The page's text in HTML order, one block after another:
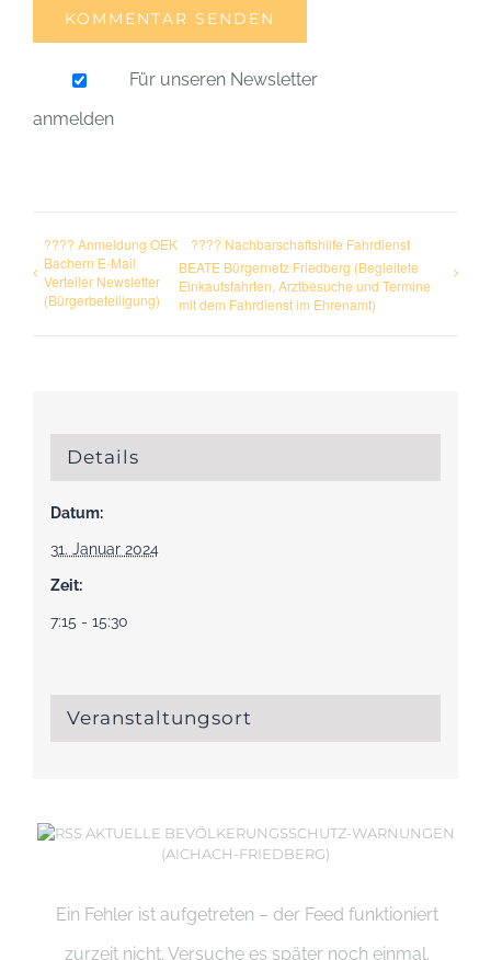
Für unseren Newsletter
anmelden
???? Anmeldung OEK
Bachern E-Mail
Verteiler Newsletter
(Bürgerbeteiligung)
???? Nachbarschaftshilfe Fahrdienst
BEATE Bürgernetz Friedberg (Begleitete
Einkaufsfahrten, Arztbesuche und Termine
mit dem Fahrdienst im Ehrenamt)
Details
Datum:
31. Januar 2024
Zeit:
7:15 - 15:30
Veranstaltungsort
AKTUELLE BEVÖLKERUNGSSCHUTZ-WARNUNGEN
(AICHACH-FRIEDBERG)
Ein Fehler ist aufgetreten – der Feed funktioniert
zurzeit nicht. Versuche es später noch einmal.